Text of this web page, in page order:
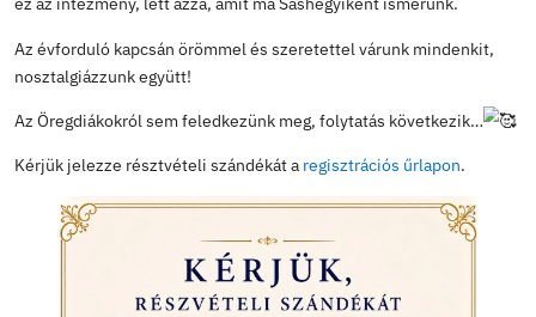
Kedves Kollégák, akik az elmúlt évtizedekben itt
Szeretnénk megmutatni, milyen irányban fejlődött az